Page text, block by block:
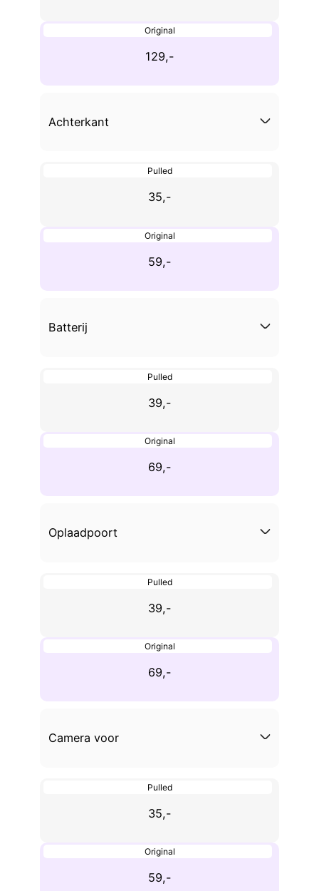
Original
129,-
Achterkant
Pulled
35,-
Original
59,-
Batterij
Pulled
39,-
Original
69,-
Oplaadpoort
Pulled
39,-
Original
69,-
Camera voor
Pulled
35,-
Original
59,-